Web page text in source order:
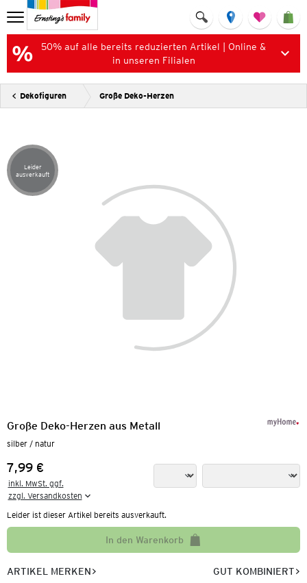
50% auf alle bereits reduzierten Artikel | Online &
in unseren Filialen
Dekofiguren Große Deko-Herzen
Artikel leider ausverkauft
Leider
ausverkauft
Große Deko-Herzen aus Metall
silber / natur
Preis:
7,99 €
inkl. MwSt. ggf.
zzgl. Versandkosten
Leider ist dieser Artikel bereits ausverkauft.
In den Warenkorb
ARTIKEL MERKEN GUT KOMBINIERT